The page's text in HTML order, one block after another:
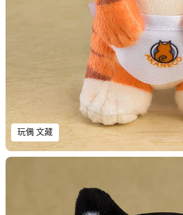
玩偶 文藏